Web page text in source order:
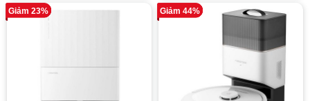
Giảm 23% Giảm 44%